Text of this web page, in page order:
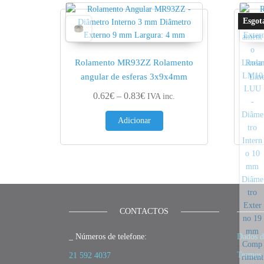
Rolamento MR93ZZ Rolamento
angular de esferas 3x9x4mm
0.62€ – 0.83€Price range: 0.62€ through 0.83€
IVA inc.
Adicionar
CONTACTOS
_ Números de telefone:
21 592 4037
Dados
Termos